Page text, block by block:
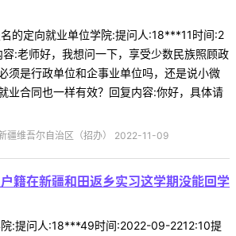
的定向就业单位学院:提问人:18***11时间:2
:老师好，我想问一下，享受少数民族照顾政
须是行政单位和企事业单位吗，还是说小微
业合同也一样有效？回复内容:你好，具体请
疆维吾尔自治区（招办） 2022-11-09
籍在新疆和田返乡实习这学期没能回学
:提问人:18***49时间:2022-09-2212:10提